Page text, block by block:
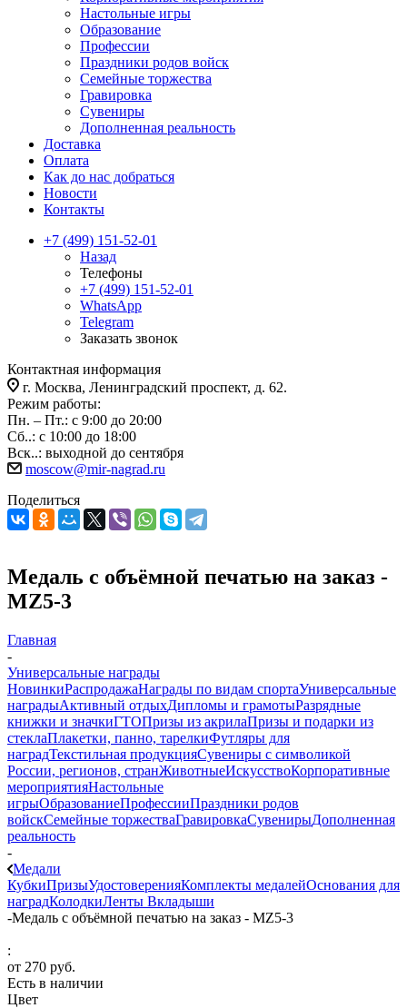
Настольные игры
Образование
Профессии
Праздники родов войск
Семейные торжества
Гравировка
Сувениры
Дополненная реальность
Доставка
Оплата
Как до нас добраться
Новости
Контакты
+7 (499) 151-52-01
Назад
Телефоны
+7 (499) 151-52-01
WhatsApp
Telegram
Заказать звонок
Контактная информация
г. Москва, Ленинградский проспект, д. 62.
Режим работы:
Пн. – Пт.: с 9:00 до 20:00
Сб..: с 10:00 до 18:00
Вск..: выходной до сентября
moscow@mir-nagrad.ru
Поделиться
Медаль с объёмной печатью на заказ -
MZ5-3
Главная
-
Универсальные награды
НовинкиРаспродажаНаграды по видам спортаУниверсальные
наградыАктивный отдыхДипломы и грамотыРазрядные
книжки и значкиГТОПризы из акрилаПризы и подарки из
стеклаПлакетки, панно, тарелкиФутляры для
наградТекстильная продукцияСувениры с символикой
России, регионов, странЖивотныеИскусствоКорпоративные
мероприятияНастольные
игрыОбразованиеПрофессииПраздники родов
войскСемейные торжестваГравировкаСувенирыДополненная
реальность
-
Медали
КубкиПризыУдостоверенияКомплекты медалейОснования для
наградКолодкиЛенты Вкладыши
-Медаль с объёмной печатью на заказ - MZ5-3
:
от 270 руб.
Есть в наличии
Цвет